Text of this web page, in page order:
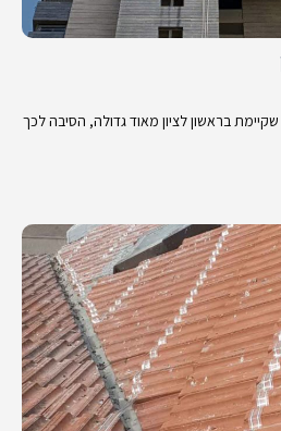
בראשון לציון מאוד גדולה, הסיבה לכך